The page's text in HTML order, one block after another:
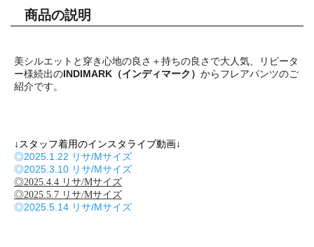
商品の説明
美シルエットと穿き心地の良さ＋持ちの良さで大人気、リピータ
ー様続出のINDIMARK（インディマーク） からフレアパンツのご
紹介です。
↓スタッフ着用のインスタライブ動画↓
◎2025.1.22 リサ/Mサイズ
◎2025.3.10 リサ/Mサイズ
◎2025.4.4 リサ/Mサイズ
◎2025.5.7 リサ/Mサイズ
◎2025.5.14 リサ/Mサイズ